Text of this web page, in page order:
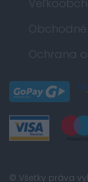
Ochrana
© Všetky práva